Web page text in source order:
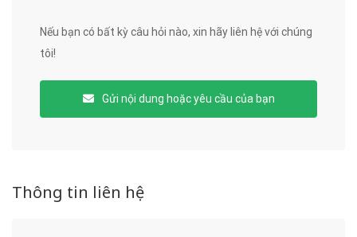
Nếu bạn có bất kỳ câu hỏi nào, xin hãy liên hệ với chúng
tôi!
Gửi nội dung hoặc yêu cầu của bạn
Thông tin liên hệ